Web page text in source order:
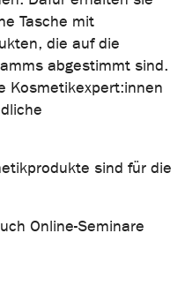
Tasche mit
die auf die
abgestimmt sind.
Kosmetikexpert:innen
sind für die
Online-Seminare